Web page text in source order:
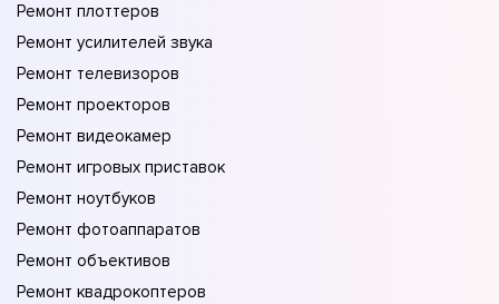
Ремонт плоттеров
Ремонт усилителей звука
Ремонт телевизоров
Ремонт проекторов
Ремонт видеокамер
Ремонт игровых приставок
Ремонт ноутбуков
Ремонт фотоаппаратов
Ремонт объективов
Ремонт квадрокоптеров